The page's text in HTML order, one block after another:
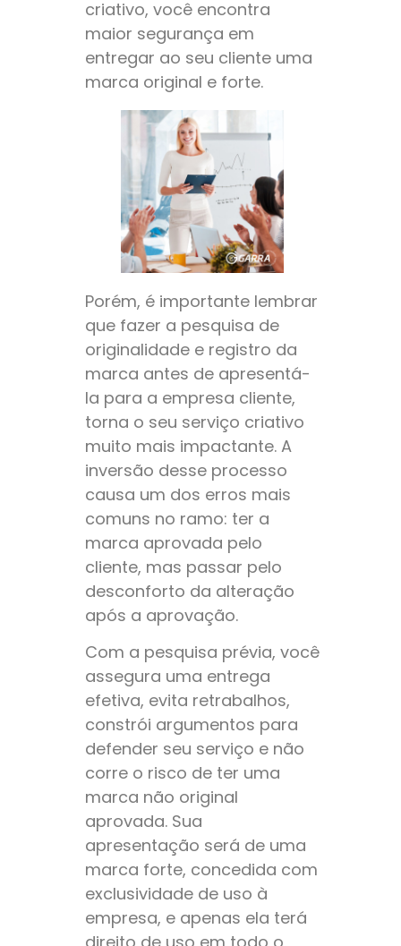
criativo, você encontra
maior segurança em
entregar ao seu cliente uma
marca original e forte.
Porém, é importante lembrar
que fazer a pesquisa de
originalidade e registro da
marca antes de apresentá-
la para a empresa cliente,
torna o seu serviço criativo
muito mais impactante. A
inversão desse processo
causa um dos erros mais
comuns no ramo: ter a
marca aprovada pelo
cliente, mas passar pelo
desconforto da alteração
após a aprovação.
Com a pesquisa prévia, você
assegura uma entrega
efetiva, evita retrabalhos,
constrói argumentos para
defender seu serviço e não
corre o risco de ter uma
marca não original
aprovada. Sua
apresentação será de uma
marca forte, concedida com
exclusividade de uso à
empresa, e apenas ela terá